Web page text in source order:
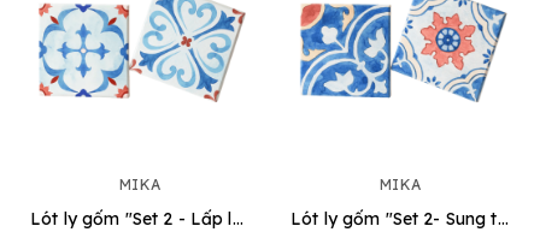
MIKA
Lót ly gốm "Set 2 - Lấp lánh"
MIKA
Lót ly gốm "Set 2- Sung túc"